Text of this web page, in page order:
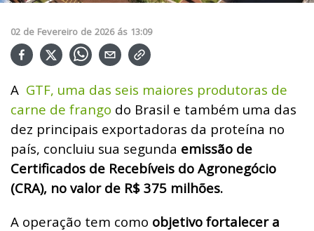
02 de Fevereiro de 2026 ás 13:09
A GTF, uma das seis maiores produtoras de
carne de frango do Brasil e também uma das
dez principais exportadoras da proteína no
país, concluiu sua segunda emissão de
Certificados de Recebíveis do Agronegócio
(CRA), no valor de R$ 375 milhões.
A operação tem como objetivo fortalecer a